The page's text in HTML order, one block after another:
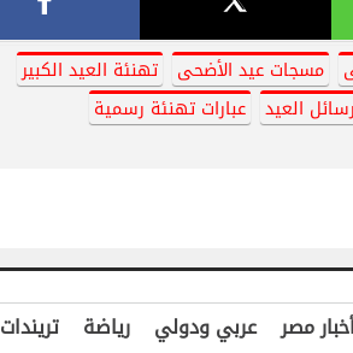
مسجات عيد الأضحى
تهنئة العيد الكبير
العيد
عبارات تهنئة رسمية
مصر عربي ودولي رياضة تريندات